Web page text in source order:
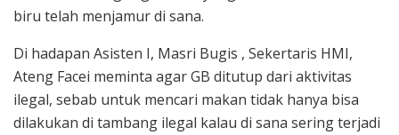
biru telah menjamur di sana.
Di hadapan Asisten I, Masri Bugis , Sekertaris HMI,
Ateng Facei meminta agar GB ditutup dari aktivitas
ilegal, sebab untuk mencari makan tidak hanya bisa
dilakukan di tambang ilegal kalau di sana sering terjadi